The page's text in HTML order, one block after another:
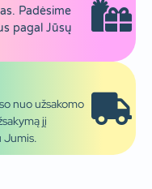
Padėsime
pagal Jūsų
nuo užsakomo
jį
Jumis.